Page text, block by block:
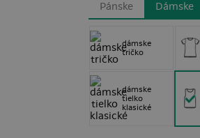
Pánske Dámske
dámske
tričko
dámske
tielko
klasické